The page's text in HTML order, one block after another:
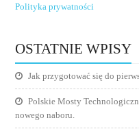
Polityka prywatności
OSTATNIE WPISY
Jak przygotować się do
Polskie Mosty
nowego naboru.